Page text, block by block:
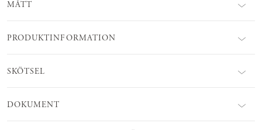
MÅTT
PRODUKTINFORMATION
SKÖTSEL
DOKUMENT